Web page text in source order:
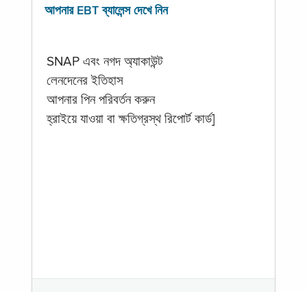
আপনার EBT ব্যালেন্স দেখে নিন
SNAP এবং নগদ অ্যাকাউন্ট
লেনদেনের ইতিহাস
আপনার পিন পরিবর্তন করুন
হ্রাইয়ে যাওয়া বা ক্ষতিগ্রস্থ রিপোর্ট কার্ড]